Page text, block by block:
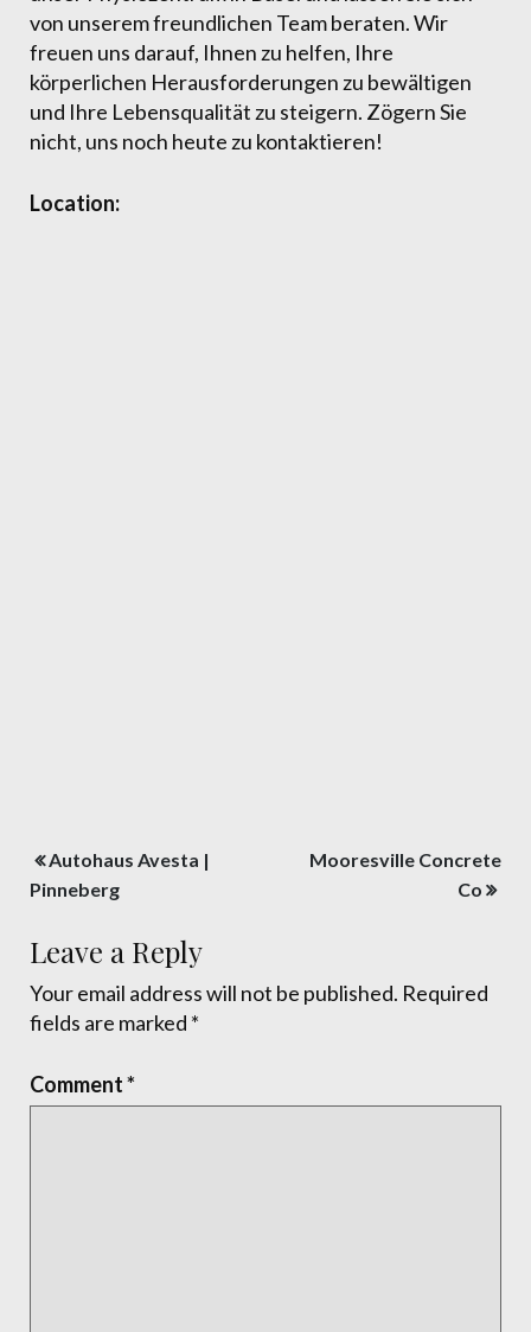
von unserem freundlichen Team beraten. Wir
freuen uns darauf, Ihnen zu helfen, Ihre
körperlichen Herausforderungen zu bewältigen
und Ihre Lebensqualität zu steigern. Zögern Sie
nicht, uns noch heute zu kontaktieren!
Location:
Post
navigation
Autohaus Avesta |
Pinneberg
Mooresville Concrete
Co
Leave a Reply
Your email address will not be published. Required
fields are marked *
Comment*